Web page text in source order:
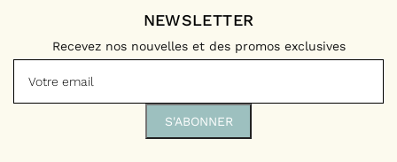
NEWSLETTER
Recevez nos nouvelles et des promos exclusives